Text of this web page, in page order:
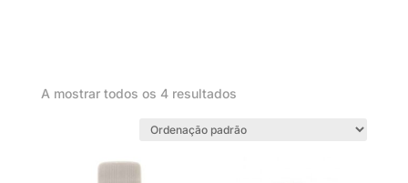
A mostrar todos os 4 resultados